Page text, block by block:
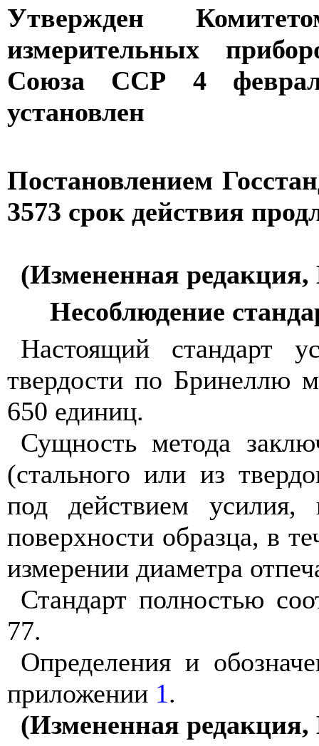
Утвержден
измерительных
Союза ССР 4
установлен
Постановлением
3573 срок действия
(Измененная
Несоблюдение
Настоящий стандарт
твердости по Бринеллю
650 единиц.
Сущность метода
(стального или из
под действием усилия,
поверхности образца, в
измерении диаметра
Стандарт полностью
77.
Определения и
приложении 1.
(Измененная